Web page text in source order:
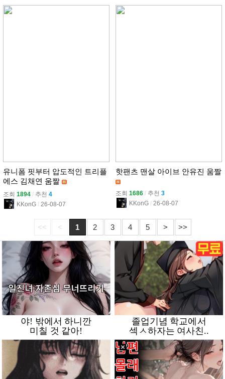
유니폼 핏부터 압도적인 트리플
에스 김채연 움짤
조회 1894 l 추천 4
KKonG l 26-08-07
핫팬츠 맨살 아이브 안유진 움짤
조회 1686 l 추천 3
KKonG l 26-08-07
<< < 1 2 3 4 5 > >>